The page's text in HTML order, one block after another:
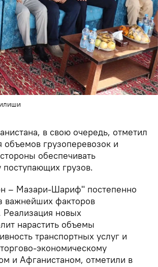
в свою очередь, отметил
грузоперевозок и
обеспечивать
грузов.
– Мазари-Шариф" постепенно
важнейших факторов
Реализация новых
нарастить объемы
транспортных услуг и
экономическому
и Афганистаном, отметили в